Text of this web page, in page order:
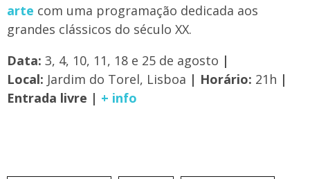
arte com uma programação dedicada aos
grandes clássicos do século XX.
Data: 3, 4, 10, 11, 18 e 25 de agosto |
Local: Jardim do Torel, Lisboa | Horário: 21h |
Entrada livre | + info